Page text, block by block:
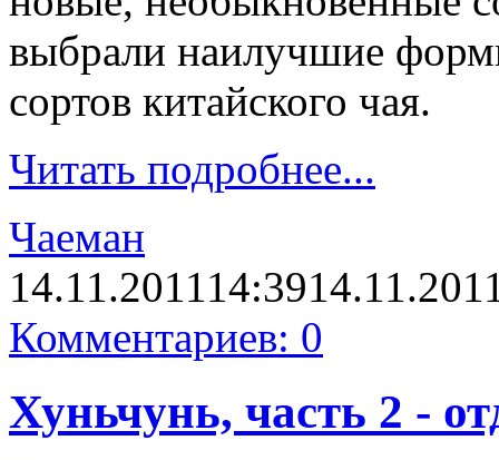
выбрали наилучшие
сортов китайского чая.
Читать подробнее...
Чаеман
14.11.201114:39
Комментариев: 0
Хуньчунь, часть 2 -